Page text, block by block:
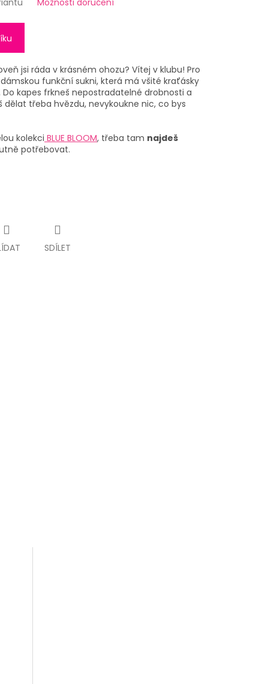
Možnosti doručení
jsi ráda v krásném ohozu? Vítej v klubu! Pro
funkční sukni, která má všité kraťásky
Do kapes frkneš nepostradatelné drobnosti a
dělat třeba hvězdu, nevykoukne nic, co bys
kolekci BLUE BLOOM, třeba tam najdeš
potřebovat.
SDÍLET